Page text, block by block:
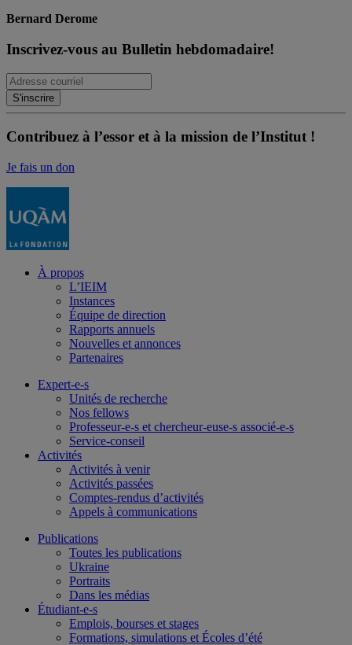
Bernard Derome
Inscrivez-vous au Bulletin hebdomadaire!
Contribuez à l’essor et à la mission de l’Institut !
Je fais un don
À propos
L’IEIM
Instances
Équipe de direction
Rapports annuels
Nouvelles et annonces
Partenaires
Expert-e-s
Unités de recherche
Nos fellows
Professeur-e-s et chercheur-euse-s associé-e-s
Service-conseil
Activités
Activités à venir
Activités passées
Comptes-rendus d’activités
Appels à communications
Publications
Toutes les publications
Ukraine
Portraits
Dans les médias
Étudiant-e-s
Emplois, bourses et stages
Formations, simulations et Écoles d’été